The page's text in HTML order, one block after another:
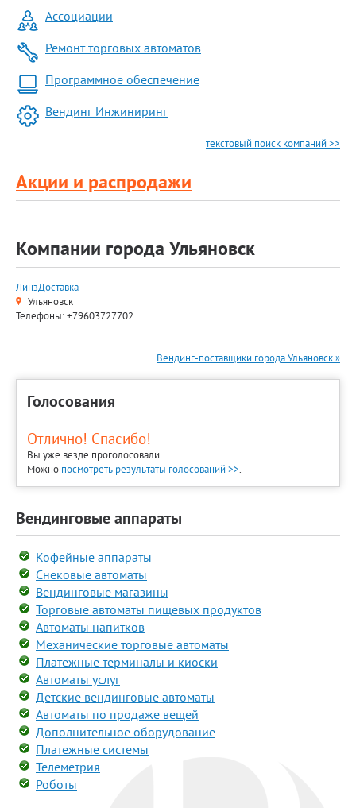
Ассоциации
Ремонт торговых автоматов
Программное обеспечение
Вендинг Инжиниринг
текстовый поиск компаний >>
Акции и распродажи
Компании города Ульяновск
ЛинзДоставка
Ульяновск
Телефоны: +79603727702
Вендинг-поставщики города Ульяновск »
Голосования
Отлично! Спасибо!
Вы уже везде проголосовали.
Можно посмотреть результаты голосований >>.
Вендинговые аппараты
Кофейные аппараты
Снековые автоматы
Вендинговые магазины
Торговые автоматы пищевых продуктов
Автоматы напитков
Механические торговые автоматы
Платежные терминалы и киоски
Автоматы услуг
Детские вендинговые автоматы
Автоматы по продаже вещей
Дополнительное оборудование
Платежные системы
Телеметрия
Роботы